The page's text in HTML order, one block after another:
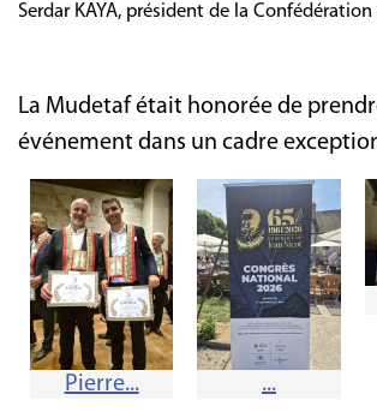
Serdar KAYA, président de la
La Mudetaf était honorée de
événement dans un cadre
Pierre... ...